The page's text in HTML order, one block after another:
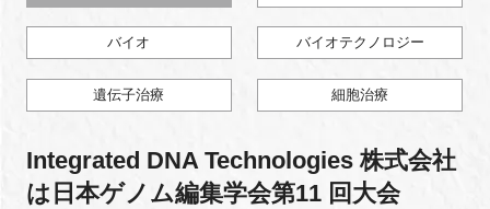
マイページ
バイオ バイオテクノロジー
遺伝子治療 細胞治療
Integrated DNA Technologies 株式会社
は日本ゲノム編集学会第11 回大会